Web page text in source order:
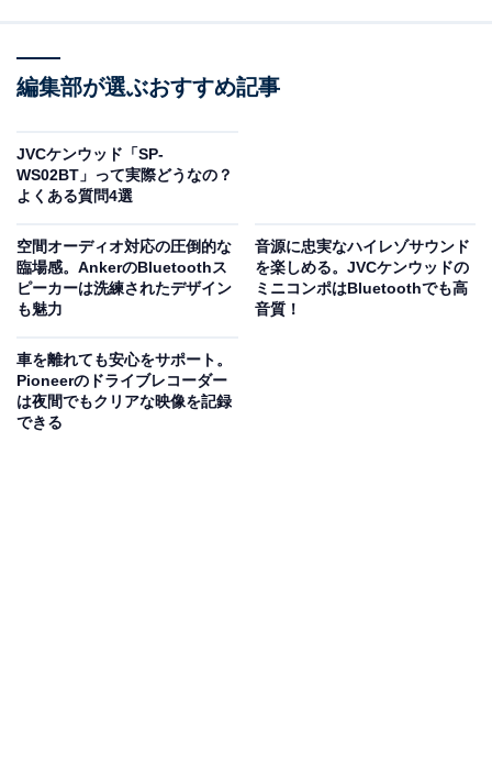
※本記事で紹介している商品の購入やサービスの利用により、売上の一部が
Q1：カメラの画素数は？
画素数は、フロントカメラ・リアカメラともに370万画
素です。
一般的なフルHD（約200万画素）と比べて約2倍の高解
す。370万画素（WQHD）なので、ズーム時も画質の劣
化が少なく、より詳細な映像を確認できるのが特徴で
す。
編集部が選ぶおすすめ記事
JVCケンウッド「SP-
WS02BT」って実際どうなの？
よくある質問4選
空間オーディオ対応の圧倒的な
臨場感。AnkerのBluetoothス
ピーカーは洗練されたデザイン
も魅力
音源に忠実なハイレゾサウンド
を楽しめる。JVCケンウッドの
ミニコンポはBluetoothでも高
音質！
車を離れても安心をサポート。
Pioneerのドライブレコーダー
は夜間でもクリアな映像を記録
できる